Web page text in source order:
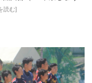
読む]